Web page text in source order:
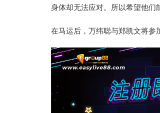
身体却无法应对。所以希望他们
在马运后，万纬聪与郑凯文将参
辣滚烫》3
苏永康将邀歌